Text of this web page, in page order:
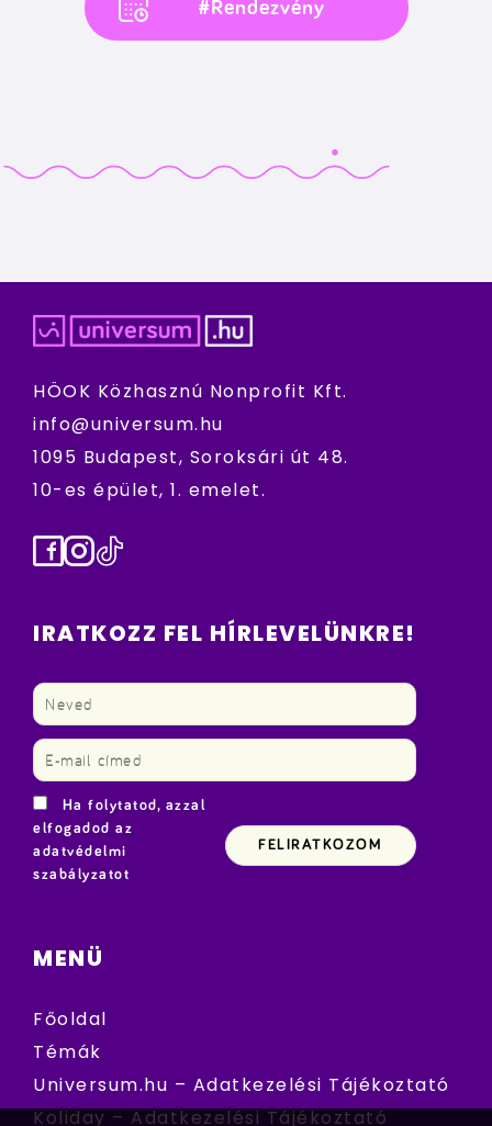
#Rendezvény
HÖOK Közhasznú Nonprofit Kft.
info@universum.hu
1095 Budapest, Soroksári út 48.
10-es épület, 1. emelet.
Facebook
Instagram
TikTok
IRATKOZZ FEL HÍRLEVELÜNKRE!
Ha folytatod, azzal
elfogadod az
adatvédelmi
szabályzatot
MENÜ
Főoldal
Témák
Universum.hu – Adatkezelési Tájékoztató
Koliday – Adatkezelési Tájékoztató